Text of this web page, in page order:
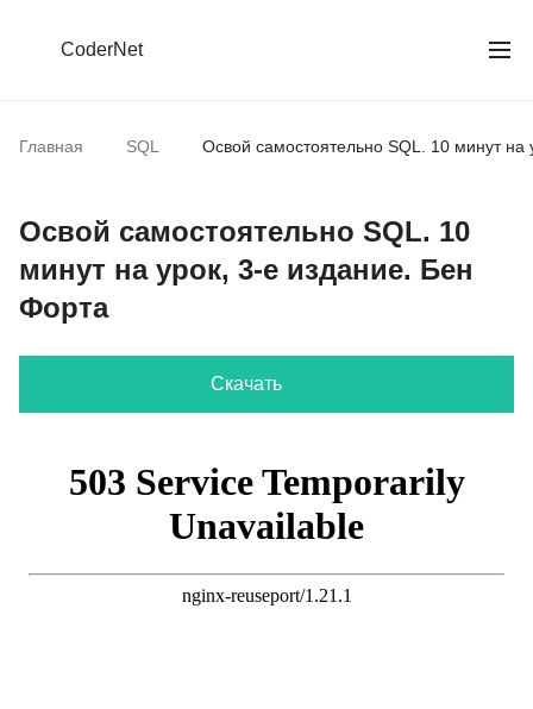
CoderNet
Главная SQL Освой самостоятельно SQL. 10 минут
Освой самостоятельно SQL. 10
минут на урок, 3-е издание. Бен
Форта
Скачать